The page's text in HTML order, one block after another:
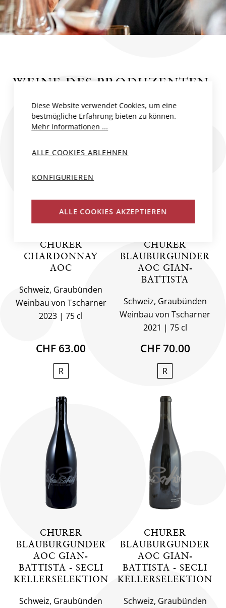
WEINE DES PRODUZENTEN
CHURER
CHARDONNAY
AOC
Schweiz, Graubünden
Weinbau von Tscharner
2023
75 cl
CHF 63.00
R
CHURER
BLAUBURGUNDER
AOC GIAN-
BATTISTA
Schweiz, Graubünden
Weinbau von Tscharner
2021
75 cl
CHF 70.00
R
CHURER
BLAUBURGUNDER
AOC GIAN-
BATTISTA - SECLI
KELLERSELEKTION
Schweiz, Graubünden
CHURER
BLAUBURGUNDER
AOC GIAN-
BATTISTA - SECLI
KELLERSELEKTION
Schweiz, Graubünden
Diese Website verwendet Cookies, um eine
bestmögliche Erfahrung bieten zu können.
Mehr Informationen ...
ALLE COOKIES ABLEHNEN
KONFIGURIEREN
ALLE COOKIES AKZEPTIEREN